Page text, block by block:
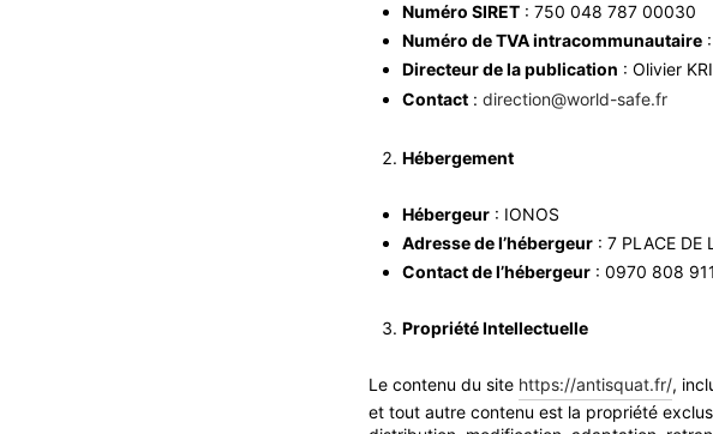
Numéro SIRET: 750 048 787 00030
Numéro de TVA intracommunautaire:
Directeur de la publication : Olivier
Contact: direction@world-safe.fr
Hébergement
Hébergeur: IONOS
Adresse de l’hébergeur: 7 PLACE DE
Contact de l’hébergeur: 0970 808 911
Propriété Intellectuelle
Le contenu du site https://antisquat.fr/,
et tout autre contenu est la propriété